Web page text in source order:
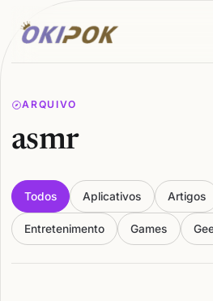
ARQUIVO
asmr
Todos Aplicativos Artigos
Entretenimento Games